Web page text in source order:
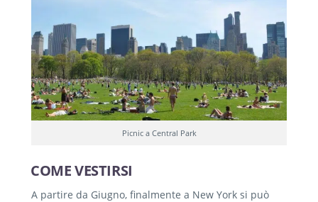
Picnic a Central Park
COME VESTIRSI
A partire da Giugno, finalmente a New York si può